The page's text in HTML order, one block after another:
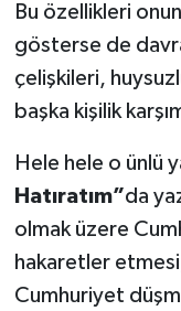
Bu özellikleri
gösterse de
çelişkileri,
başka kişilik
Hele hele o ünlü
Hatıratım”da
olmak üzere
hakaretler
Cumhuriyet